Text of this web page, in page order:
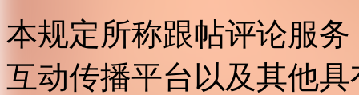
本规定所称跟帖评论服
互动传播平台以及其他